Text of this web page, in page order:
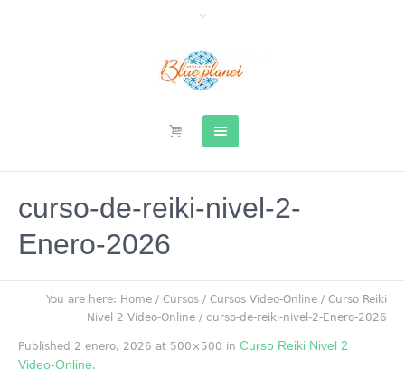
curso-de-reiki-nivel-2-
Enero-2026
You are here: Home / Cursos / Cursos Video-Online / Curso Reiki
Nivel 2 Video-Online / curso-de-reiki-nivel-2-Enero-2026
Published 2 enero, 2026 at 500×500 in Curso Reiki Nivel 2
Video-Online.